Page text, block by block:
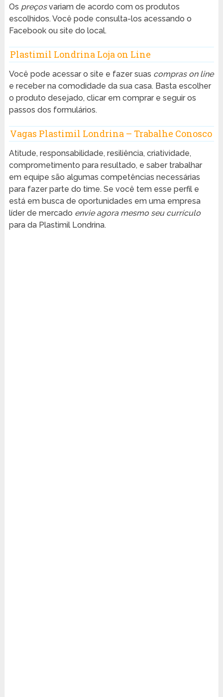
Os preçosvariam de acordo com os produtos
escolhidos. Você pode consulta-los acessando o
Facebook ou site do local.
Plastimil Londrina Loja on Line
Você pode acessar o site e fazer suas compras on line
e receber na comodidade da sua casa. Basta escolher
o produto desejado, clicar em comprar e seguir os
passos dos formulários.
Vagas Plastimil Londrina – Trabalhe Conosco
Atitude, responsabilidade, resiliência, criatividade,
comprometimento para resultado, e saber trabalhar
em equipe são algumas competências necessárias
para fazer parte do time. Se você tem esse perfil e
está em busca de oportunidades em uma empresa
líder de mercado envie agora mesmo seu currículo
para da Plastimil Londrina.